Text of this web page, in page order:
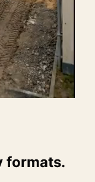
formats.